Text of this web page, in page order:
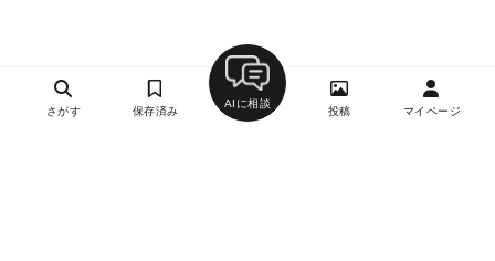
さがす 保存済み
AIに相談
投稿 マイページ